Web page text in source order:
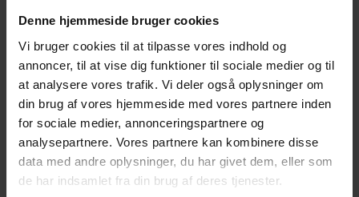
Denne hjemmeside bruger cookies
Vi bruger cookies til at tilpasse vores indhold og
annoncer, til at vise dig funktioner til sociale medier og til
at analysere vores trafik. Vi deler også oplysninger om
din brug af vores hjemmeside med vores partnere inden
for sociale medier, annonceringspartnere og
analysepartnere. Vores partnere kan kombinere disse
data med andre oplysninger, du har givet dem, eller som
de har indsamlet fra din brug af deres tjenester.
Medlemskab af Træinformation
Som medlem af Træinformation, får du adgang til følgende
fordele:
Online adgang til alle Træinformations håndbøger,
vejledninger og lærebøger
Træteknisk rådgivning på e-mail og telefon
Alle nyudviklede TRÆhåndbøger fremsendes
omkostningsfrit ved udgivelsen